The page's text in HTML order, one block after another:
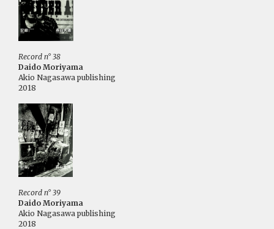
Record n° 38
Daido Moriyama
Akio Nagasawa publishing
2018
Record n° 39
Daido Moriyama
Akio Nagasawa publishing
2018